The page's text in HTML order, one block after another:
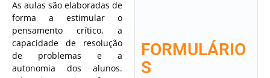
As aulas são elaboradas de
forma a estimular o
pensamento crítico, a
capacidade de resolução
de problemas e a
autonomia dos alunos.
FORMULÁRIO
S